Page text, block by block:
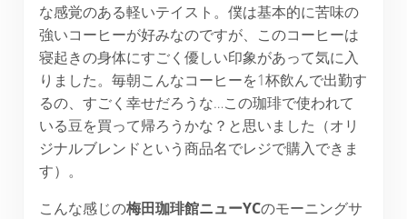
な感覚のある軽いテイスト。僕は基本的に苦味の
強いコーヒーが好みなのですが、このコーヒーは
寝起きの身体にすごく優しい印象があって気に入
りました。毎朝こんなコーヒーを1杯飲んで出勤す
るの、すごく幸せだろうな…この珈琲で使われて
いる豆を買って帰ろうかな？と思いました（オリ
ジナルブレンドという商品名でレジで購入できま
す）。
こんな感じの梅田珈琲館ニューYCのモーニングサ